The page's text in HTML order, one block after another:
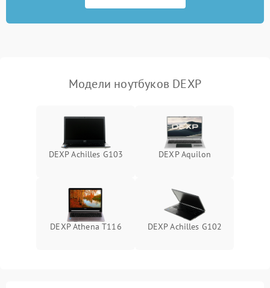
неисправности кулера
пропадание диска
оперативной памяти:
синие экраны
Подробнее →
Модели ноутбуков DEXP
DEXP Achilles G103 DEXP Aquilon
DEXP Athena T116 DEXP Achilles G102